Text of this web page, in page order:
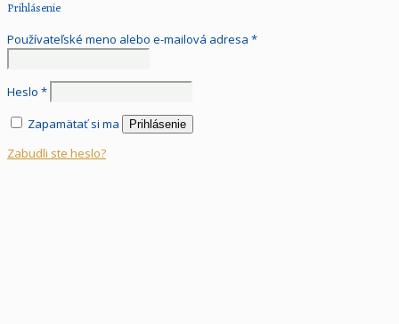
Prihlásenie
Používateľské meno alebo e-mailová adresa *
Heslo *
Zapamätať si ma
Prihlásenie
Zabudli ste heslo?